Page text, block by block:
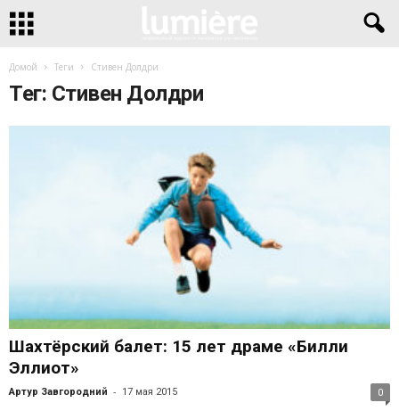
Домой Теги Стивен Долдри
Тег: Стивен Долдри
Шахтёрский балет: 15 лет драме «Билли
Эллиот»
Артур Завгородний - 17 мая 2015 0